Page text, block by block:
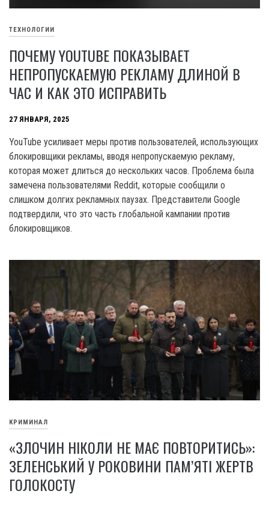
ТЕХНОЛОГИИ
ПОЧЕМУ YOUTUBE ПОКАЗЫВАЕТ
НЕПРОПУСКАЕМУЮ РЕКЛАМУ ДЛИНОЙ В
ЧАС И КАК ЭТО ИСПРАВИТЬ
27 ЯНВАРЯ, 2025
YouTube усиливает меры против пользователей, использующих
блокировщики рекламы, вводя непропускаемую рекламу,
которая может длиться до нескольких часов. Проблема была
замечена пользователями Reddit, которые сообщили о
слишком долгих рекламных паузах. Представители Google
подтвердили, что это часть глобальной кампании против
блокировщиков.
КРИМИНАЛ
«ЗЛОЧИН НІКОЛИ НЕ МАЄ ПОВТОРИТИСЬ»:
ЗЕЛЕНСЬКИЙ У РОКОВИНИ ПАМ’ЯТІ ЖЕРТВ
ГОЛОКОСТУ